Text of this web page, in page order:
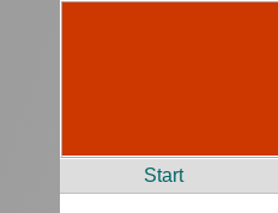
Start